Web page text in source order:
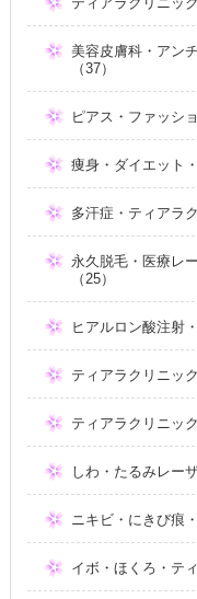
美容皮膚科・アン
（37）
ピアス・ファッシ
痩身・ダイエット
多汗症・ティアラ
永久脱毛・医療レ
（25）
ヒアルロン酸注射
ティアラクリニッ
ティアラクリニッ
しわ・たるみレー
ニキビ・にきび痕
イボ・ほくろ・テ